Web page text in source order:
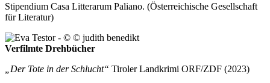
Stipendium Casa Litterarum Paliano. (Österreichische Gesellschaft
für Literatur)
Verfilmte Drehbücher
„Der Tote in der Schlucht“ Tiroler Landkrimi ORF/ZDF (2023)